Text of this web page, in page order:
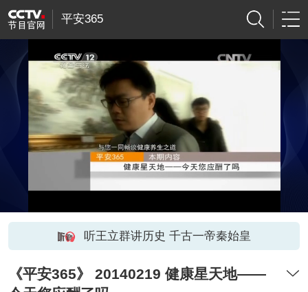
平安365
听王立群讲历史 千古一帝秦始皇
《平安365》 20140219 健康星天地——